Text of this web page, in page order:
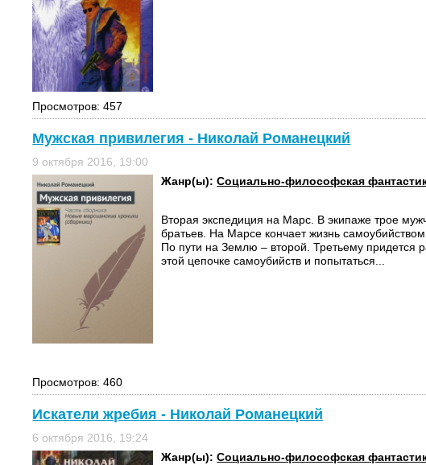
Просмотров: 457
Мужская привилегия - Николай Романецкий
9 октября 2016, 19:00
Жанр(ы):Социально-философская
Вторая экспедиция на Марс. В экипаже трое
братьев. На Марсе кончает жизнь
По пути на Землю – второй. Третьему придется
этой цепочке самоубийств и попытаться...
Просмотров: 460
Искатели жребия - Николай Романецкий
6 октября 2016, 19:24
Жанр(ы):Социально-философская